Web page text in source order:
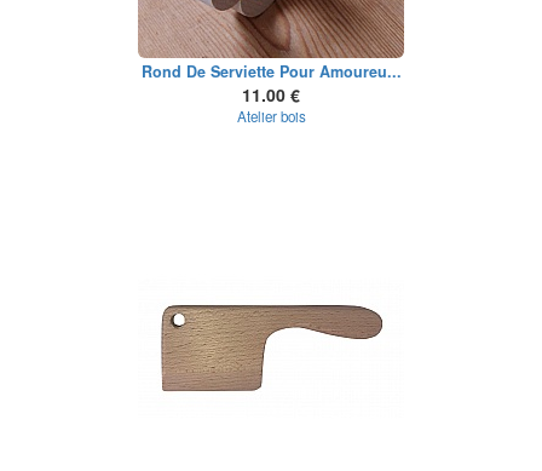
Rond De Serviette Pour Amoureu...
11.00 €
Atelier bois